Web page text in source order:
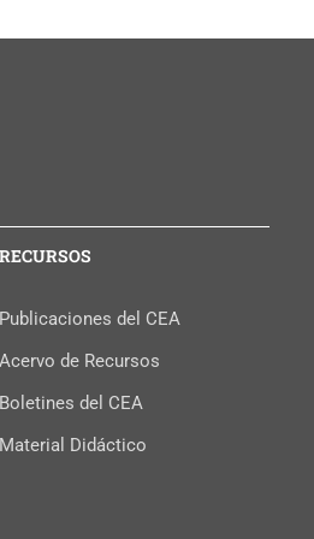
RECURSOS
Publicaciones del CEA
Acervo de Recursos
Boletines del CEA
Material Didáctico